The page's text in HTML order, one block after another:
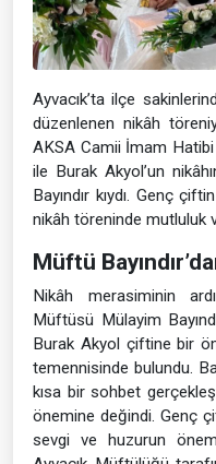
Ayvacık’ta ilçe
düzenlenen nikâh
AKSA Camii İmam Hatibi
ile Burak Akyol’un
Bayındır kıydı. Genç
nikâh töreninde mutluluk
Müftü
Nikâh merasiminin
Müftüsü Mülayim
Burak Akyol çiftine bir
temennisinde bulundu.
kısa bir sohbet
önemine değindi. Genç
sevgi ve huzurun